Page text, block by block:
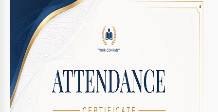
Vorlagenspezifikationen
Format
Google Docs, Microsoft Word
Erstellt
Zuletzt aktualisiert
Community
Zu Sammlungen hinzugefügt von 0 Nutzer
Nutzungsstatistiken